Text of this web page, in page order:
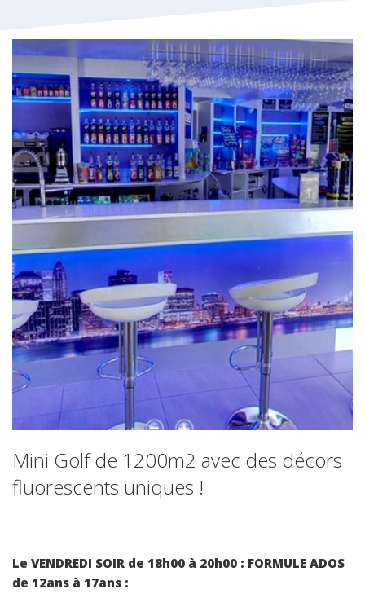
Mini Golf de 1200m2 avec des décors
fluorescents uniques !
Le VENDREDI SOIR de 18h00 à 20h00 : FORMULE ADOS
de 12ans à 17ans :